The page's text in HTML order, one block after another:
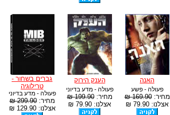
האנה
פעולה - פשע
מחיר:169.90 ₪
אצלנו: 79.90 ₪
הענק הירוק
פעולה - מדע בדיוני
מחיר:199.90 ₪
אצלנו: 79.90 ₪
גברים בשחור -
טרילוגיה
פעולה - מדע בדיוני
מחיר:299.90 ₪
אצלנו: 129.90 ₪